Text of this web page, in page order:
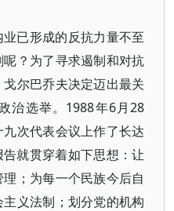
已形成的反抗力量不至
？为了寻求遏制和对抗
尔巴乔夫决定迈出最关
治选举。1988年6月28
次代表会议上作了长达
就贯穿着如下思想：让
；为每一个民族今后自
义法制；划分党的机构